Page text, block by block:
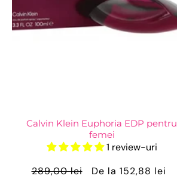
Calvin Klein Euphoria EDP pentru
femei
1 review-uri
289,00 lei
De la 152,88 lei